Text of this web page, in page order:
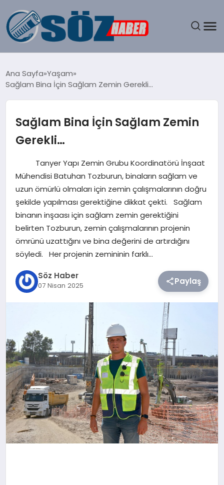
SPOR
MAGAZIN
EKONOMI
SIYASET
Ana Sayfa Yaşam
Sağlam Bina İçin Sağlam Zemin Gerekli…
Sağlam Bina İçin Sağlam Zemin
Gerekli…
Tanyer Yapı Zemin Grubu Koordinatörü İnşaat
Mühendisi Batuhan Tozburun, binaların sağlam ve
uzun ömürlü olmaları için zemin çalışmalarının doğru
şekilde yapılması gerektiğine dikkat çekti. Sağlam
binanın inşaası için sağlam zemin gerektiğini
belirten Tozburun, zemin çalışmalarının projenin
ömrünü uzattığını ve bina değerini de artırdığını
söyledi. Her projenin zemininin farklı…
Söz Haber
07 Nisan 2025 Paylaş